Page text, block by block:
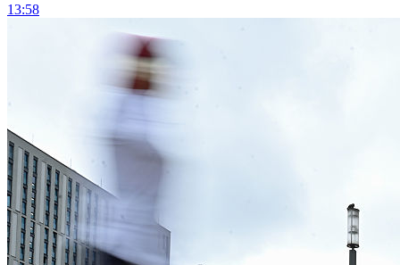
13:58